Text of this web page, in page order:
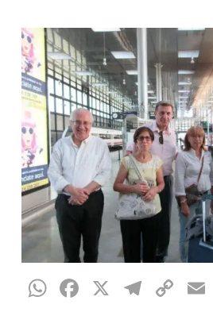
WhatsApp
Facebook
X